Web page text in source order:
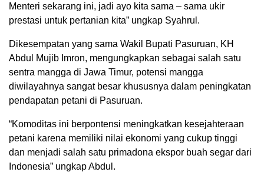
Menteri sekarang ini, jadi ayo kita sama – sama ukir
prestasi untuk pertanian kita” ungkap Syahrul.
Dikesempatan yang sama Wakil Bupati Pasuruan, KH
Abdul Mujib Imron, mengungkapkan sebagai salah satu
sentra mangga di Jawa Timur, potensi mangga
diwilayahnya sangat besar khususnya dalam peningkatan
pendapatan petani di Pasuruan.
“Komoditas ini berpontensi meningkatkan kesejahteraan
petani karena memiliki nilai ekonomi yang cukup tinggi
dan menjadi salah satu primadona ekspor buah segar dari
Indonesia” ungkap Abdul.